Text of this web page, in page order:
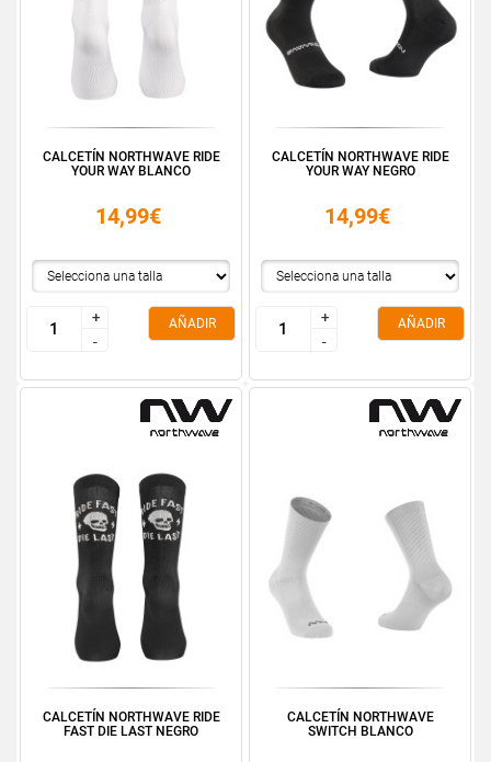
CALCETÍN NORTHWAVE RIDE
YOUR WAY BLANCO
14,99€
+
-
+
-
AÑADIR
CALCETÍN NORTHWAVE RIDE
YOUR WAY NEGRO
14,99€
+
-
+
-
AÑADIR
CALCETÍN NORTHWAVE RIDE
FAST DIE LAST NEGRO
CALCETÍN NORTHWAVE
SWITCH BLANCO